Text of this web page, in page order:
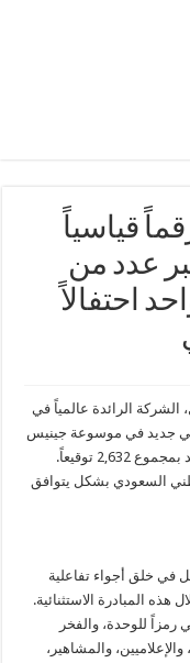
قياسياً
عدد من
احتفالاً
الشركة الرائدة عالمياً في
جديد في موسوعة جينيس
العالمية بأكبر عدد من التوقيعات على قميص واحد بمجموع 2,632 توقيعاً.
السعودي بشكل يتوافق
خلق أجواء تفاعلية
المبادرة الاستثنائية.
للوحدة، والفخر
والمشاهير،